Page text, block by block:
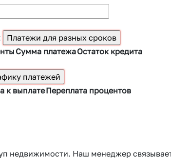
Сумма платежаОстаток кредита
к выплатеПереплата процентов
недвижимости. Наш менеджер